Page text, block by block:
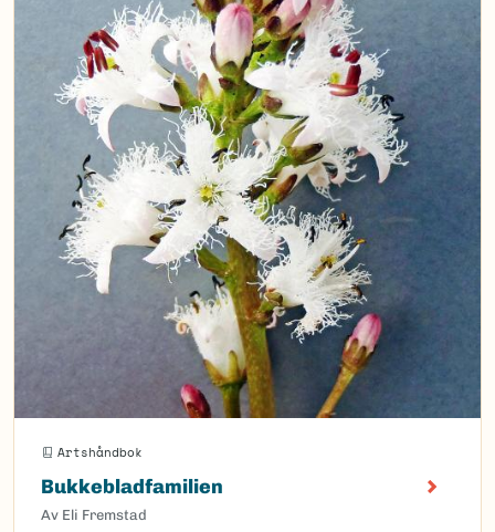
Artshåndbok
Bukkebladfamilien
Av Eli Fremstad